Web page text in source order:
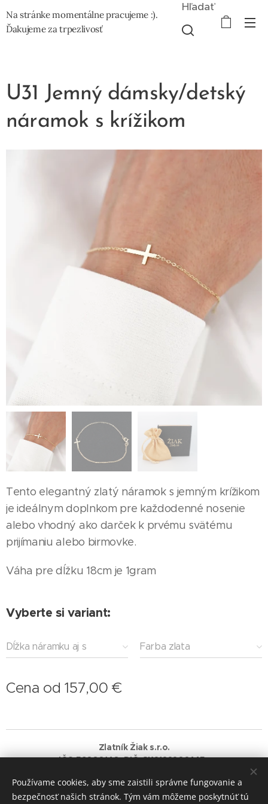
Na stránke momentálne pracujeme :).
Ďakujeme za trpezlivosť
Hľadať
U31 Jemný dámsky/detský
náramok s krížikom
Tento elegantný zlatý náramok s jemným krížikom
je ideálnym doplnkom pre každodenné nosenie
alebo vhodný ako darček k prvému svätému
prijímaniu alebo birmovke.
Váha pre dĺžku 18cm je 1gram
Vyberte si variant:
Dĺžka náramku aj s
Farba zlata
Cena od157,00 €
Zlatník Žiak s.r.o.
IČO:56080140 DIČ: SK2122202445
Vytvorené službouWebnode Cookies
Používame cookies, aby sme zaistili správne fungovanie a
bezpečnosť našich stránok. Tým vám môžeme poskytnúť tú